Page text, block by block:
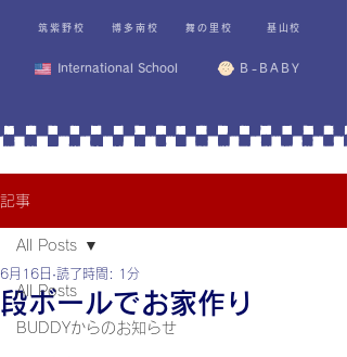
筑紫野校 博多南校 舞の里校 基山校
International School B-BABY
記事
All Posts
BUDDYからのお知らせ
All Posts
段ボールでお家作り
6月16日 読了時間: 1分